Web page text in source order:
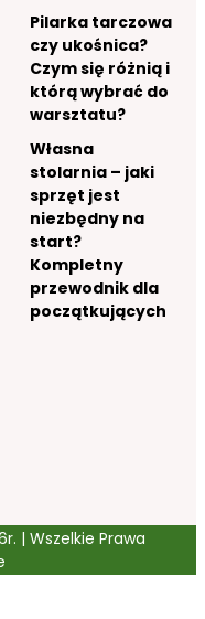
Pilarka tarczowa
czy ukośnica?
Czym się różnią i
którą wybrać do
warsztatu?
Własna
stolarnia – jaki
sprzęt jest
niezbędny na
start?
Kompletny
przewodnik dla
początkujących
| Wszelkie Prawa